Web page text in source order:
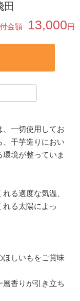
田
金額 13,000円
、一切使用してお
、干芋造りにおい
境が整っていま
る適度な気温、
る太陽によっ
ほしいもをご賞味
層香りが引き立ち